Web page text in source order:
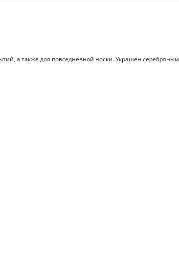
а также для повседневной носки. Украшен серебряным